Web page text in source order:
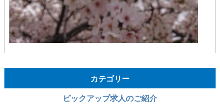
カテゴリー
ピックアップ求人のご紹介